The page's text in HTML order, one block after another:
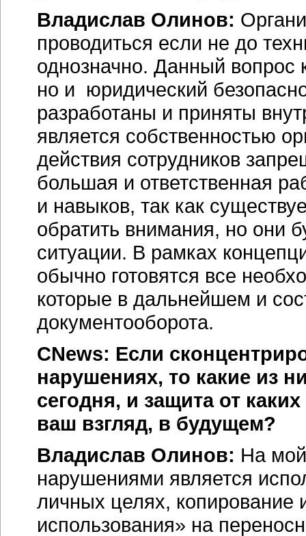
Владислав Олинов:
проводиться если не до
однозначно. Данный вопрос
но и юридический
разработаны и приняты
является собственностью
действия сотрудников
большая и ответственная
и навыков, так как
обратить внимания, но они
ситуации. В рамках
обычно готовятся все
которые в дальнейшем и
документооборота.
CNews: Если
нарушениях, то какие из
сегодня, и защита от
ваш взгляд, в будущем?
Владислав Олинов: На
нарушениями является
личных целях, копирование
использования» на